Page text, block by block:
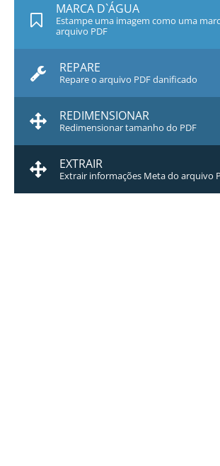
MARCA D`ÁGUA
Estampe uma imagem como uma
arquivo PDF
REPARE
Repare o arquivo PDF danificado
REDIMENSIONAR
Redimensionar tamanho do PDF
EXTRAIR
Extrair informações Meta do arquivo